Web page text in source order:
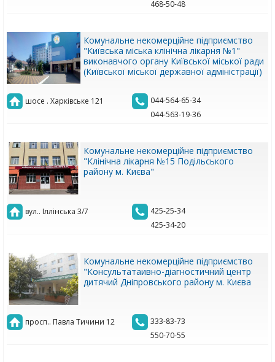
468-50-48
Комунальне некомерційне підприємство
"Київська міська клінічна лікарня №1"
виконавчого органу Київської міської ради
(Київської міської державної адміністрації)
шосе . Харківське 121
044-564-65-34
044-563-19-36
Комунальне некомерційне підприємство
"Клінічна лікарня №15 Подільського
району м. Києва"
вул.. Іллінська 3/7
425-25-34
425-34-20
Комунальне некомерційне підприємство
"Консультатаивно-діагностичний центр
дитячий Дніпровського району м. Києва
просп.. Павла Тичини 12
333-83-73
550-70-55